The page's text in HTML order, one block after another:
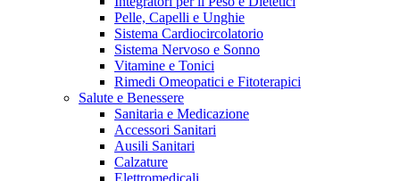
Pelle, Capelli e Unghie
Sistema Cardiocircolatorio
Sistema Nervoso e Sonno
Vitamine e Tonici
Rimedi Omeopatici e Fitoterapici
Salute e Benessere
Sanitaria e Medicazione
Accessori Sanitari
Ausili Sanitari
Calzature